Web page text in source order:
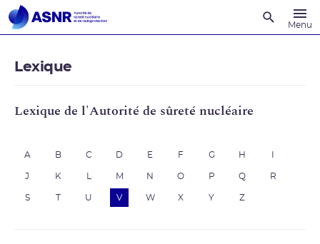
Menu
Lexique
Lexique de l'Autorité de sûreté nucléaire
A B C D E F G H
J K M N O P Q R
S U V W X Y Z